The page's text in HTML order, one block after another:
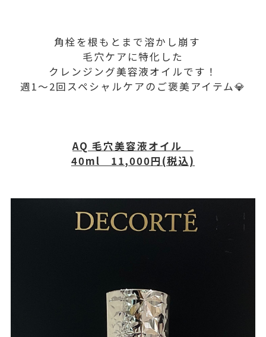
角栓を根もとまで溶かし崩す
毛穴ケアに特化した
クレンジング美容液オイルです！
週1〜2回スペシャルケアのご褒美アイテム💎
AQ 毛穴美容液オイル
40ml 11,000円(税込)